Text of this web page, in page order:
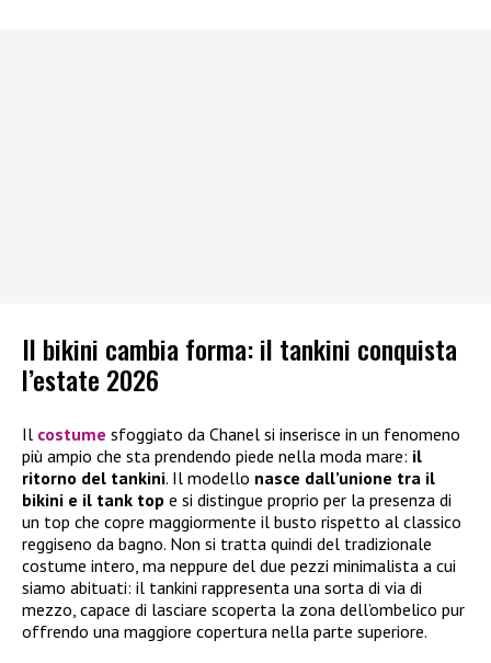
Il bikini cambia forma: il tankini conquista
l’estate 2026
Il costume sfoggiato da Chanel si inserisce in un fenomeno
più ampio che sta prendendo piede nella moda mare: il
ritorno del tankini. Il modello nasce dall’unione tra il
bikini e il tank top e si distingue proprio per la presenza di
un top che copre maggiormente il busto rispetto al classico
reggiseno da bagno. Non si tratta quindi del tradizionale
costume intero, ma neppure del due pezzi minimalista a cui
siamo abituati: il tankini rappresenta una sorta di via di
mezzo, capace di lasciare scoperta la zona dell’ombelico pur
offrendo una maggiore copertura nella parte superiore.